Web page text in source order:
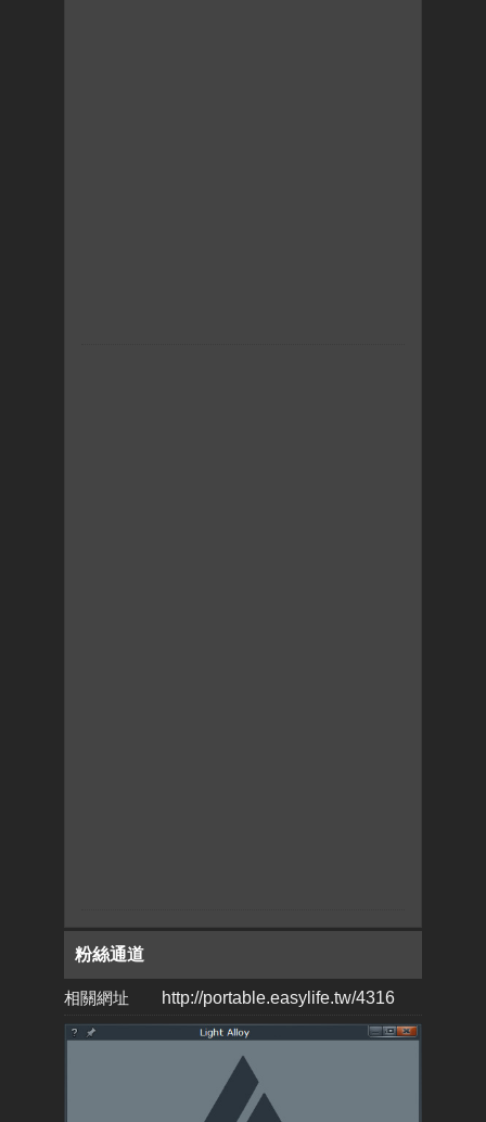
粉絲通道
相關網址 http://portable.easylife.tw/4316